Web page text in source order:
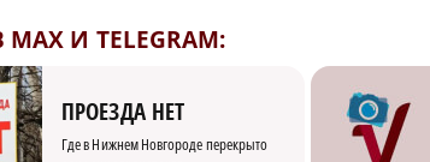
И TELEGRAM:
ПРОЕЗДА НЕТ
Где в Нижнем Новгороде перекрыто